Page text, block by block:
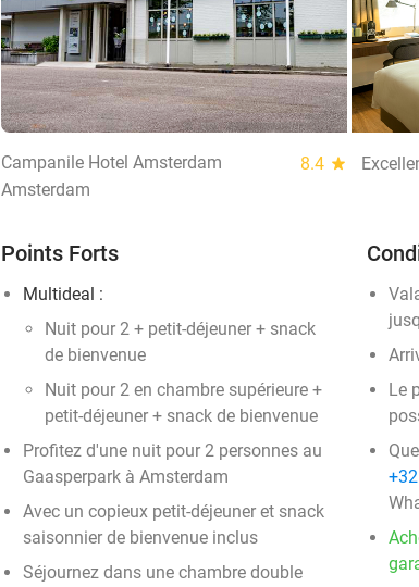
Campanile Hotel Amsterdam 8.4 star
Amsterdam
Points Forts
Multideal :
Nuit pour 2 + petit-déjeuner + snack
de bienvenue
Nuit pour 2 en chambre supérieure +
petit-déjeuner + snack de bienvenue
Profitez d'une nuit pour 2 personnes au
Gaasperpark à Amsterdam
Avec un copieux petit-déjeuner et snack
saisonnier de bienvenue inclus
Séjournez dans une chambre double
Le